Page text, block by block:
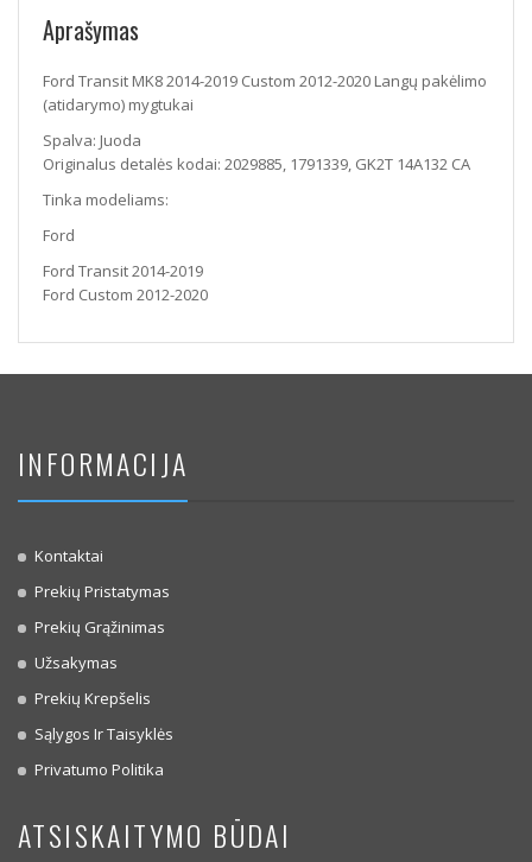
mygtukai
Aprašymas
Ford Transit MK8 2014-2019 Custom 2012-2020 Langų pakėlimo
(atidarymo) mygtukai
Spalva: Juoda
Originalus detalės kodai: 2029885, 1791339, GK2T 14A132 CA
Tinka modeliams:
Ford
Ford Transit 2014-2019
Ford Custom 2012-2020
INFORMACIJA
Kontaktai
Prekių Pristatymas
Prekių Grąžinimas
Užsakymas
Prekių Krepšelis
Sąlygos Ir Taisyklės
Privatumo Politika
ATSISKAITYMO BŪDAI